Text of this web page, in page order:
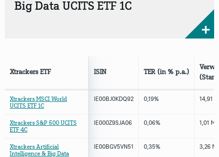
Big Data UCITS ETF 1C
ISIN TER (in % p.a.)
IE00BJ0KDQ92 0,19% 14,91
IE000Z9SJA06 0,06% 1,01
IE00BGV5VN51 0,35% 3,26
Xtrackers ETF
Xtrackers MSCI World
UCITS ETF 1C
Xtrackers S&P 500 UCITS
ETF 4C
Xtrackers Artificial
Intelligence & Big Data